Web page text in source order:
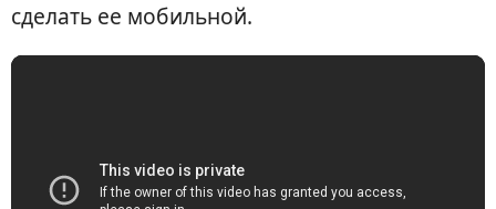
сделать ее мобильной.